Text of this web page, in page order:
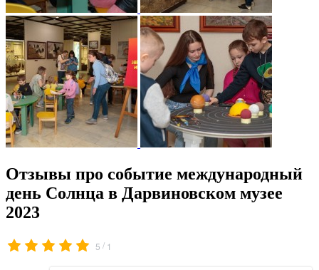
Отзывы про событие международный
день Солнца в Дарвиновском музее
2023
5 / 1